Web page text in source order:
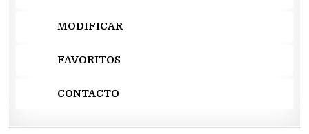
MODIFICAR
FAVORITOS
CONTACTO